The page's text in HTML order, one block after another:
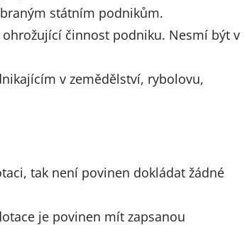
státním podnikům.
činnost podniku. Nesmí být v
v zemědělství, rybolovu,
tak není povinen dokládat žádné
je povinen mít zapsanou